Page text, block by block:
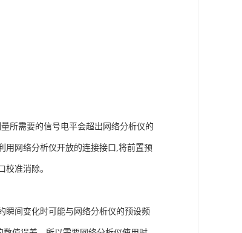
所需要的信号电平会超出网络分析仪的
用网络分析仪开放的连接接口,将前置预
准消除。
瞬间变化时可能与网络分析仪的预设频